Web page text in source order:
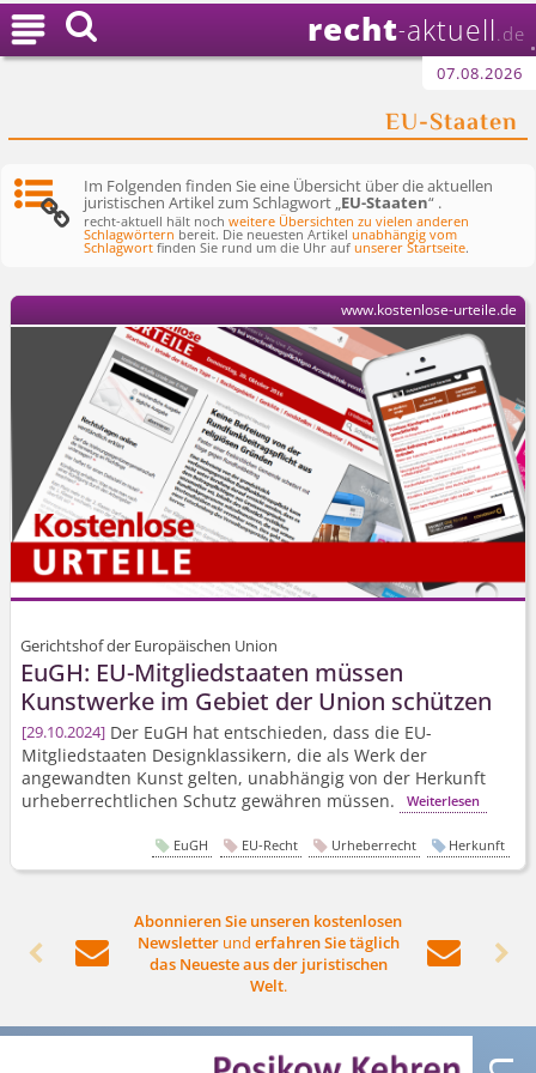
recht-aktuell .de
07.08.2026
EU-Staaten

Im Folgenden finden Sie eine Übersicht über die aktuellen
juristischen Artikel zum Schlagwort „EU-Staaten“ .
recht-aktuell hält nochweitere Übersichten zu vielen anderen
Schlagwörtern bereit. Die neuesten Artikelunabhängig vom
Schlagwort finden Sie rund um die Uhr aufunserer Startseite.
Gerichtshof der Europäischen Union
EuGH: EU-Mitgliedstaaten müssen
Kunstwerke im Gebiet der Union schützen
29.10.2024 Der EuGH hat entschieden, dass die EU-
Mitgliedstaaten Designklassikern, die als Werk der
angewandten Kunst gelten, unabhängig von der Herkunft
urheberrechtlichen Schutz gewähren müssen.
Weiterlesen
www.kostenlose-urteile.de
EuGH EU-Recht Urheberrecht Herkunft
 
Abonnieren Sie unseren kostenlosen
Newsletterund erfahren Sie täglich
das Neueste aus der juristischen
Welt.
 